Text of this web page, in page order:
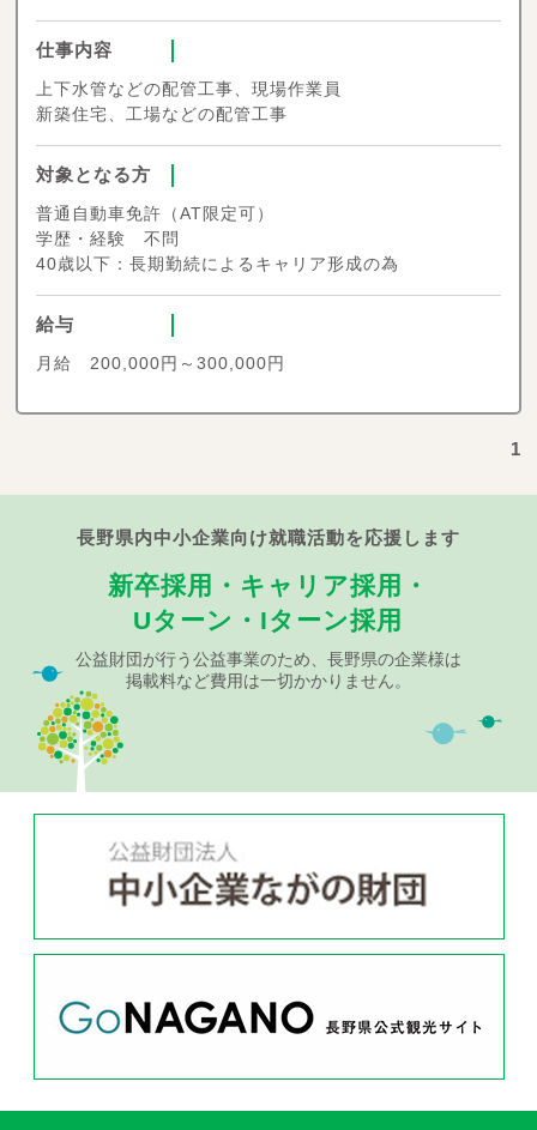
仕事内容
上下水管などの配管工事、現場作業員
新築住宅、工場などの配管工事
対象となる方
普通自動車免許（AT限定可）
学歴・経験 不問
40歳以下：長期勤続によるキャリア形成の為
給与
月給 200,000円～300,000円
1
長野県内中小企業向け就職活動を応援します
新卒採用・キャリア採用・
Uターン・Iターン採用
公益財団が行う公益事業のため、長野県の企業様は
掲載料など費用は一切かかりません。